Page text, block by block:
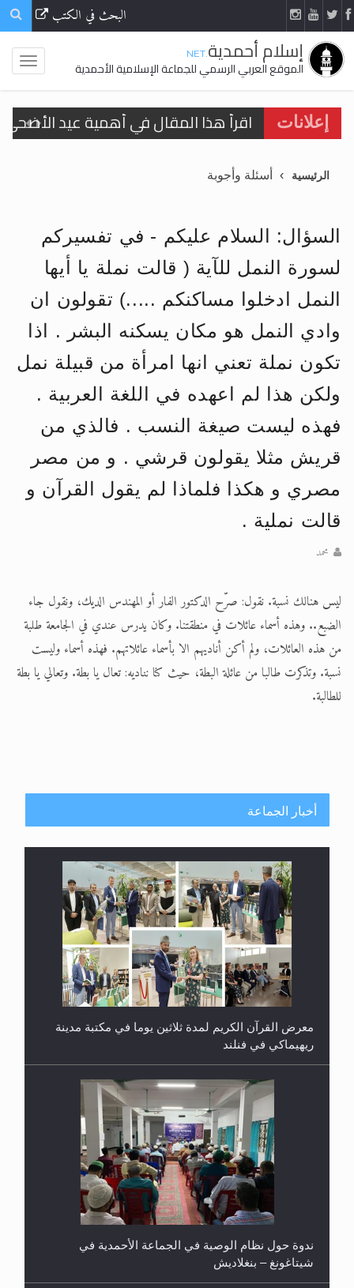
البحث في الكتب
إسلام أحمدية.NET
الموقع العربي الرسمي للجماعة الإسلامية الأحمدية
إعلانات
اقرأ هذا المقال في أهمية عيد
تعميم هامّ لأفراد الجماعة >> المزيد
تعميم هامّ لأفراد الجماعة >> المزيد
اقرأ هذا الكتاب وتعرّف على حقيقة
الحجّ.. دلالات، حِكم، وأهداف >> المزيد
الرئيسية أسئلة وأجوبة
السؤال: السلام عليكم - في تفسيركم
لسورة النمل للآية ( قالت نملة يا أيها
النمل ادخلوا مساكنكم .....) تقولون ان
وادي النمل هو مكان يسكنه البشر . اذا
تكون نملة تعني انها امرأة من قبيلة نمل
ولكن هذا لم اعهده في اللغة العربية .
فهذه ليست صيغة النسب . فالذي من
قريش مثلا يقولون قرشي . و من مصر
مصري و هكذا فلماذا لم يقول القرآن و
قالت نملية .
محمد
ليس هنالك نسبة. نقول: صرّح الدكتور الفار أو المهندس الديك، ونقول جاء
الضبع.. وهذه أسماء عائلات في منطقتنا. وكان يدرس عندي في الجامعة طلبة
من هذه العائلات، ولم أكن أناديهم الا بأسماء عائلاتهم. فهذه أسماء وليست
نسبة. وتذكرت طالبا من عائلة البطة، حيث كنا نناديه: تعال يا بطة. وتعالي يا بطة
للطالبة.
أخبار الجماعة
معرض القرآن الكريم لمدة ثلاثين يوما في مكتبة مدينة
ريهيماكي في فنلند
ندوة حول نظام الوصية في الجماعة الأحمدية في
شيتاغونغ – بنغلاديش